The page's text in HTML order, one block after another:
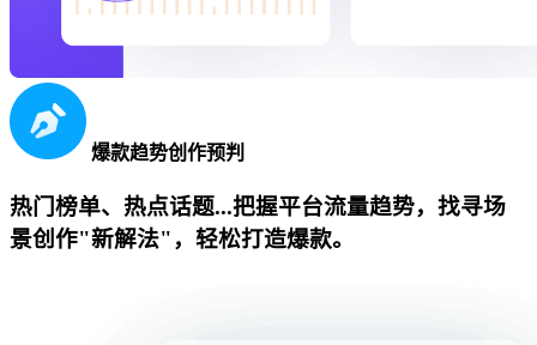
爆款趋势创作预判
热门榜单、热点话题...把握平台流量趋势，找寻场
景创作"新解法"，轻松打造爆款。